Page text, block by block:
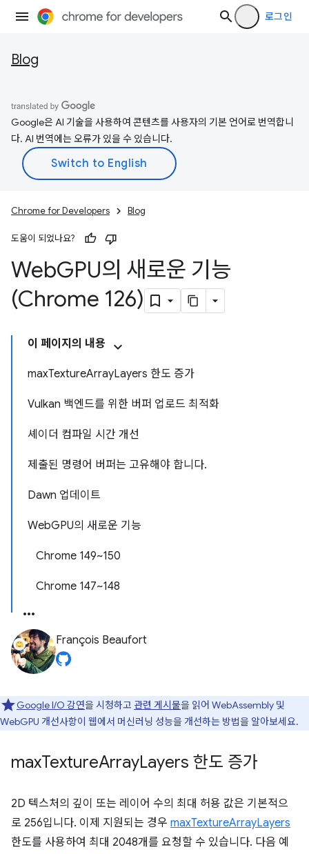
로그인
Blog
Google은 AI 기술을 사용하여 콘텐츠를 사용자의 기본 언어로 번역합니
다. AI 번역에는 오류가 있을 수 있습니다.
Chrome for Developers Blog
도움이 되었나요?
WebGPU의 새로운 기능
(Chrome 126)
이 페이지의 내용
maxTextureArrayLayers 한도 증가
Vulkan 백엔드를 위한 버퍼 업로드 최적화
셰이더 컴파일 시간 개선
제출된 명령어 버퍼는 고유해야 합니다.
Dawn 업데이트
WebGPU의 새로운 기능
Chrome 149~150
Chrome 147~148
François Beaufort
Google I/O 강연을 시청하고 관련 게시물을 읽어 WebAssembly 및
WebGPU 개선사항이 웹에서 머신러닝 성능을 개선하는 방법을 알아보세요.
maxTextureArrayLayers 한도 증가
2D 텍스처의 깊이 또는 레이어 수의 최대 허용 값은 기본적으
로 256입니다. 이제 지원되는 경우 maxTextureArrayLayers
한도를 사용하여 최대 2048개를 요청할 수 있습니다. 다음 예